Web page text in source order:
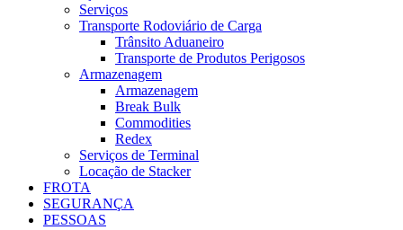
Serviços
Transporte Rodoviário de Carga
Trânsito Aduaneiro
Transporte de Produtos Perigosos
Armazenagem
Armazenagem
Break Bulk
Commodities
Redex
Serviços de Terminal
Locação de Stacker
FROTA
SEGURANÇA
PESSOAS